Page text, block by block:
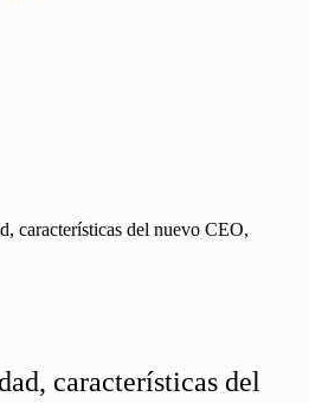
características del nuevo CEO,
características del